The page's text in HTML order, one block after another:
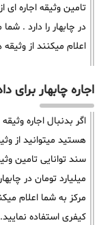
در چابهار را دارد .
اعلام میکنند از
اجاره چابهار برای
اگر بدنبال اجاره
هستید میتوانید از
میلیارد تومان در
مرکز به شما اعلام
کیفری استفاده نمایید.